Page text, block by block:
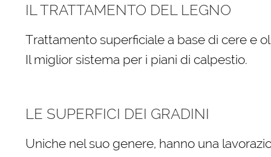
IL TRATTAMENTO DEL LEGNO
Trattamento superficiale a base di cere e
Il miglior sistema per i piani di calpestio.
LE SUPERFICI DEI GRADINI
Uniche nel suo genere, hanno una